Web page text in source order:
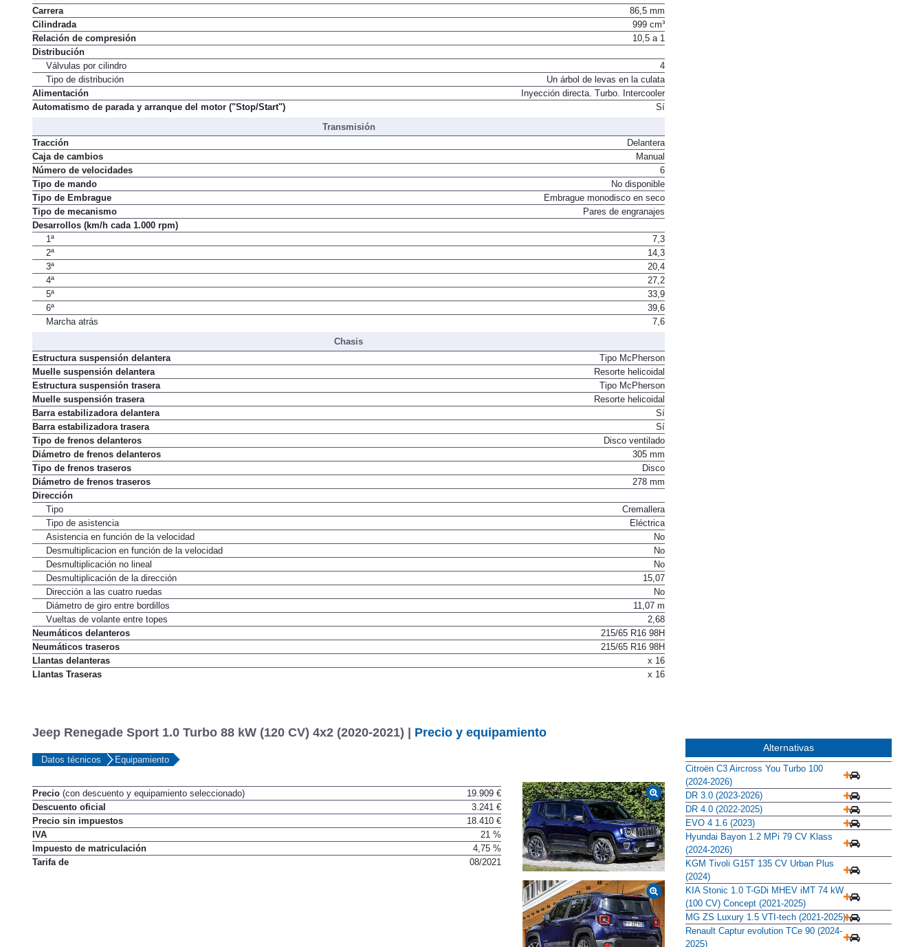
Diámetro
70 mm
Carrera
86,5 mm
Cilindrada
999 cm³
Relación de compresión
Distribución
Válvulas por cilindro
4
Tipo de distribución
Un árbol de levas en la culata
Alimentación
Inyección directa. Turbo. Intercooler
Transmisión
Tracción
Delantera
Caja de cambios
Manual
Número de velocidades
6
Tipo de mando
No disponible
Tipo de Embrague
Embrague monodisco en seco
Tipo de mecanismo
Desarrollos (km/h cada 1.000 rpm)
1ª
7,3
2ª
14,3
3ª
20,4
4ª
27,2
5ª
33,9
6ª
39,6
Chasis
Estructura suspensión delantera
Tipo McPherson
Muelle suspensión delantera
Resorte helicoidal
Estructura suspensión trasera
Tipo McPherson
Muelle suspensión trasera
Resorte helicoidal
Barra estabilizadora delantera
Sí
Barra estabilizadora trasera
Sí
Tipo de frenos delanteros
Disco ventilado
Diámetro de frenos delanteros
305 mm
Tipo de frenos traseros
Disco
Diámetro de frenos traseros
Dirección
Tipo
Cremallera
Tipo de asistencia
Eléctrica
Asistencia en función de la velocidad
No
Desmultiplicacion en función de la velocidad
No
Desmultiplicación no lineal
No
Desmultiplicación de la dirección
15,07
Dirección a las cuatro ruedas
No
Diámetro de giro entre bordillos
11,07 m
Vueltas de volante entre topes
2,68
Neumáticos delanteros
215/65 R16 98H
Neumáticos traseros
215/65 R16 98H
Llantas delanteras
x 16
Jeep Renegade Sport 1.0 Turbo 88 kW (120 CV) 4x2 (2020-2021) | Precio y equipamiento
Precio(con descuento y equipamiento seleccionado)
19.909 €
Descuento oficial
3.241 €
Precio sin impuestos
18.410 €
IVA
21 %
Impuesto de matriculación
4,75 %
Alternativas
Citroën C3 Aircross You Turbo 100
(2024-2026)
DR 3.0 (2023-2026)
DR 4.0 (2022-2025)
EVO 4 1.6 (2023)
Hyundai Bayon 1.2 MPi 79 CV Klass
(2024-2026)
KGM Tivoli G15T 135 CV Urban Plus
(2024)
KIA Stonic 1.0 T-GDi MHEV iMT 74 kW
(100 CV) Concept (2021-2025)
MG ZS Luxury 1.5 VTI-tech (2021-2025)
Renault Captur evolution TCe 90 (2024-